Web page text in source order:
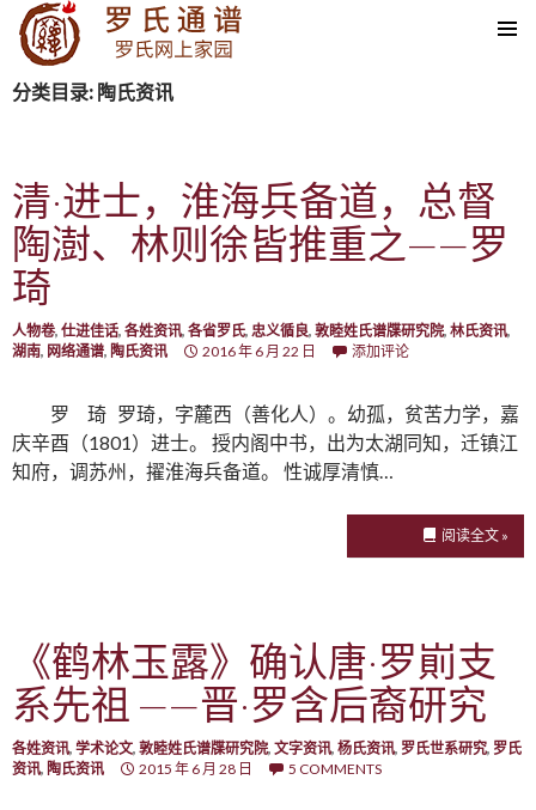
SKIP TO CONTENT
分类目录: 陶氏资讯
清·进士，淮海兵备道，总督
陶澍、林则徐皆推重之——罗
琦
人物卷, 仕进佳话, 各姓资讯, 各省罗氏, 忠义循良, 敦睦姓氏谱牒研究院, 林氏资讯,
湖南, 网络通谱, 陶氏资讯 2016 年 6 月 22 日 添加评论
罗 琦 罗琦，字麓西（善化人）。幼孤，贫苦力学，嘉
庆辛酉（1801）进士。 授内阁中书，出为太湖同知，迁镇江
知府，调苏州，擢淮海兵备道。 性诚厚清慎…
阅读全文 »
《鹤林玉露》确认唐·罗崱支
系先祖 ——晋·罗含后裔研究
各姓资讯, 学术论文, 敦睦姓氏谱牒研究院, 文字资讯, 杨氏资讯, 罗氏世系研究, 罗氏
资讯, 陶氏资讯 2015 年 6 月 28 日 5 COMMENTS